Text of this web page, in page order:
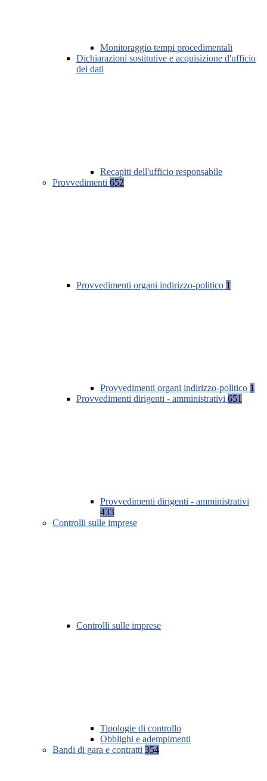
Monitoraggio tempi procedimentali
Dichiarazioni sostitutive e acquisizione d'ufficio
dei dati
Recapiti dell'ufficio responsabile
Provvedimenti 652
Provvedimenti organi indirizzo-politico 1
Provvedimenti organi indirizzo-politico 1
Provvedimenti dirigenti - amministrativi 651
Provvedimenti dirigenti - amministrativi
433
Controlli sulle imprese
Controlli sulle imprese
Tipologie di controllo
Obblighi e adempimenti
Bandi di gara e contratti 354